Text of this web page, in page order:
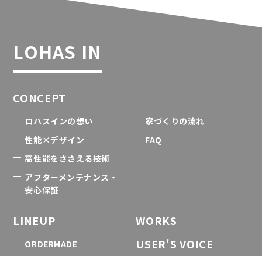
LOHAS IN
CONCEPT
ロハスインの想い
性能×デザイン
高性能をささえる技術
アフターメンテナンス・
安心保証
家づくりの流れ
FAQ
LINEUP
ORDERMADE
WORKS
USER'S VOICE